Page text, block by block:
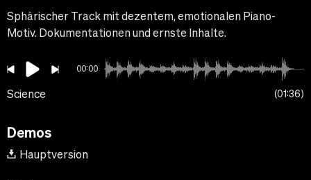
Sphärischer Track mit dezentem, emotionalen Piano-
Motiv. Dokumentationen und ernste Inhalte.
00:00
Science 01:36
Demos
Hauptversion